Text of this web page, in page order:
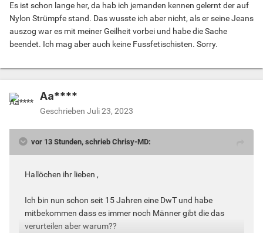
Es ist schon lange her, da hab ich jemanden kennen gelernt der auf
Nylon Strümpfe stand. Das wusste ich aber nicht, als er seine Jeans
auszog war es mit meiner Geilheit vorbei und habe die Sache
beendet. Ich mag aber auch keine Fussfetischisten. Sorry.
Aa****
Geschrieben Juli 23, 2023
vor 13 Stunden, schrieb Chrisy-MD:
Hallöchen ihr lieben ,
Ich bin nun schon seit 15 Jahren eine DwT und habe
mitbekommen dass es immer noch Männer gibt die das
verurteilen aber warum??